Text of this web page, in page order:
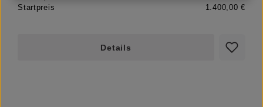
Startpreis
1.400,00 €
Details